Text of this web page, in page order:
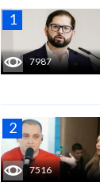
7987
7516